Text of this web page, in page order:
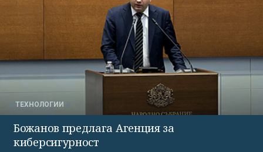
ТЕХНОЛОГИИ
Божанов предлага Агенция за
киберсигурност